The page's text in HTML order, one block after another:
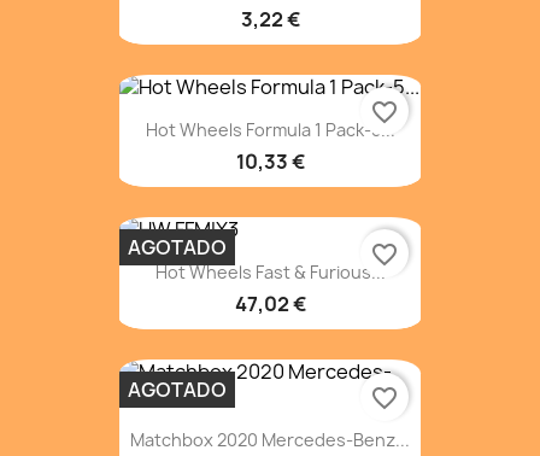
3,22 €
Hot Wheels Formula 1 Pack-5...
10,33 €
favorite_border
Hot Wheels Fast & Furious...
47,02 €
AGOTADO favorite_border
Matchbox 2020 Mercedes-Benz...
AGOTADO favorite_border